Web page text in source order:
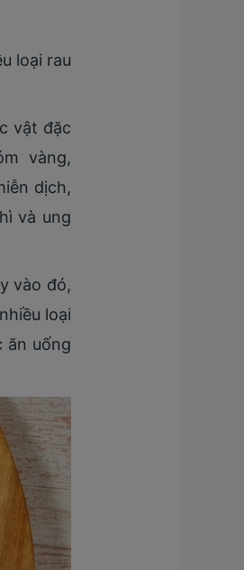
loại rau
vật đặc
vàng,
dịch,
và ung
vào đó,
loại
ăn uống